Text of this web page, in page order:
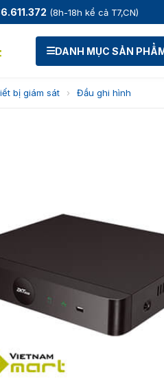
(8h-18h kể cả T7,CN)
DANH MỤC SẢN
bị giám sát › Đầu ghi hình